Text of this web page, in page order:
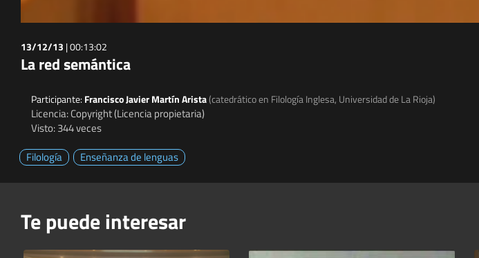
13/12/13 |00:13:02
La red semántica
Participante: Francisco Javier Martín Arista(catedrático en Filología Inglesa, Universidad de La Rioja)
Licencia: Copyright (Licencia propietaria)
Visto: 344 veces
Filología
Enseñanza de lenguas
Te puede interesar